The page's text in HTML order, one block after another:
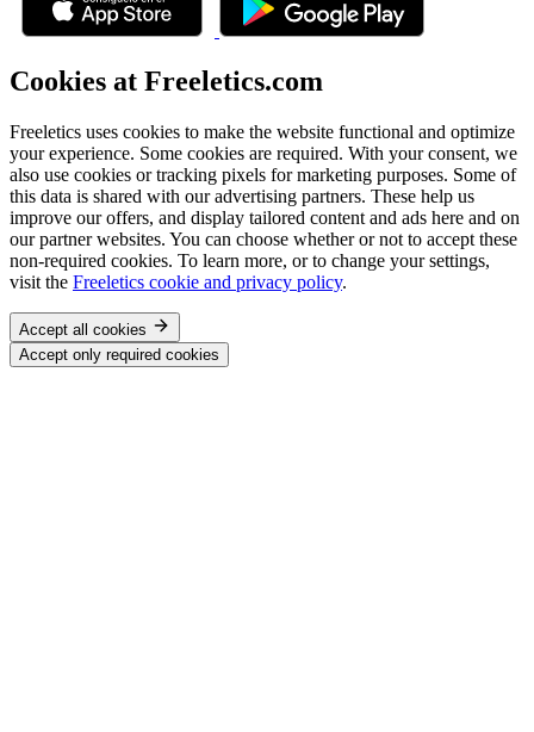
Cookies at Freeletics.com
Freeletics uses cookies to make the website functional and optimize
your experience. Some cookies are required. With your consent, we
also use cookies or tracking pixels for marketing purposes. Some of
this data is shared with our advertising partners. These help us
improve our offers, and display tailored content and ads here and on
our partner websites. You can choose whether or not to accept these
non-required cookies. To learn more, or to change your settings,
visit the Freeletics cookie and privacy policy.
Accept all cookies
Accept only required cookies